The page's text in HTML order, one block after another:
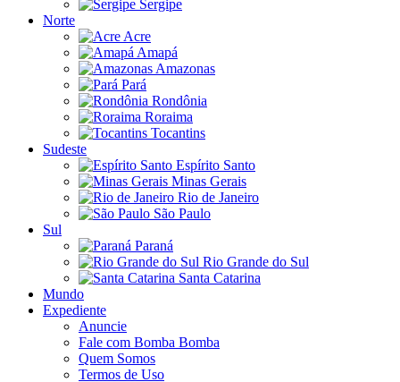
Sergipe
Norte
Acre
Amapá
Amazonas
Pará
Rondônia
Roraima
Tocantins
Sudeste
Espírito Santo
Minas Gerais
Rio de Janeiro
São Paulo
Sul
Paraná
Rio Grande do Sul
Santa Catarina
Mundo
Expediente
Anuncie
Fale com Bomba Bomba
Quem Somos
Termos de Uso